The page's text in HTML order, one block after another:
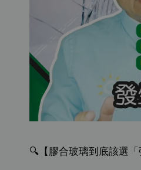
🔍【膠合玻璃到底該選